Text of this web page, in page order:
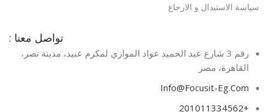
سياسة الاستبدال و الارجاع
تواصل معنا :
رقم 3 شارع عبد الحميد عواد الموازي لمكرم عبيد، مدينة نصر،
القاهرة، مصر​
Info@Focusit-Eg.Com
+201011334562